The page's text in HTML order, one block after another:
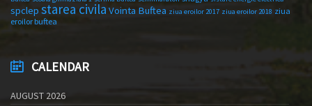
spclep starea civila Vointa Buftea ziua eroilor 2017 ziua eroilor 2018 ziua
eroilor buftea
CALENDAR
AUGUST 2026